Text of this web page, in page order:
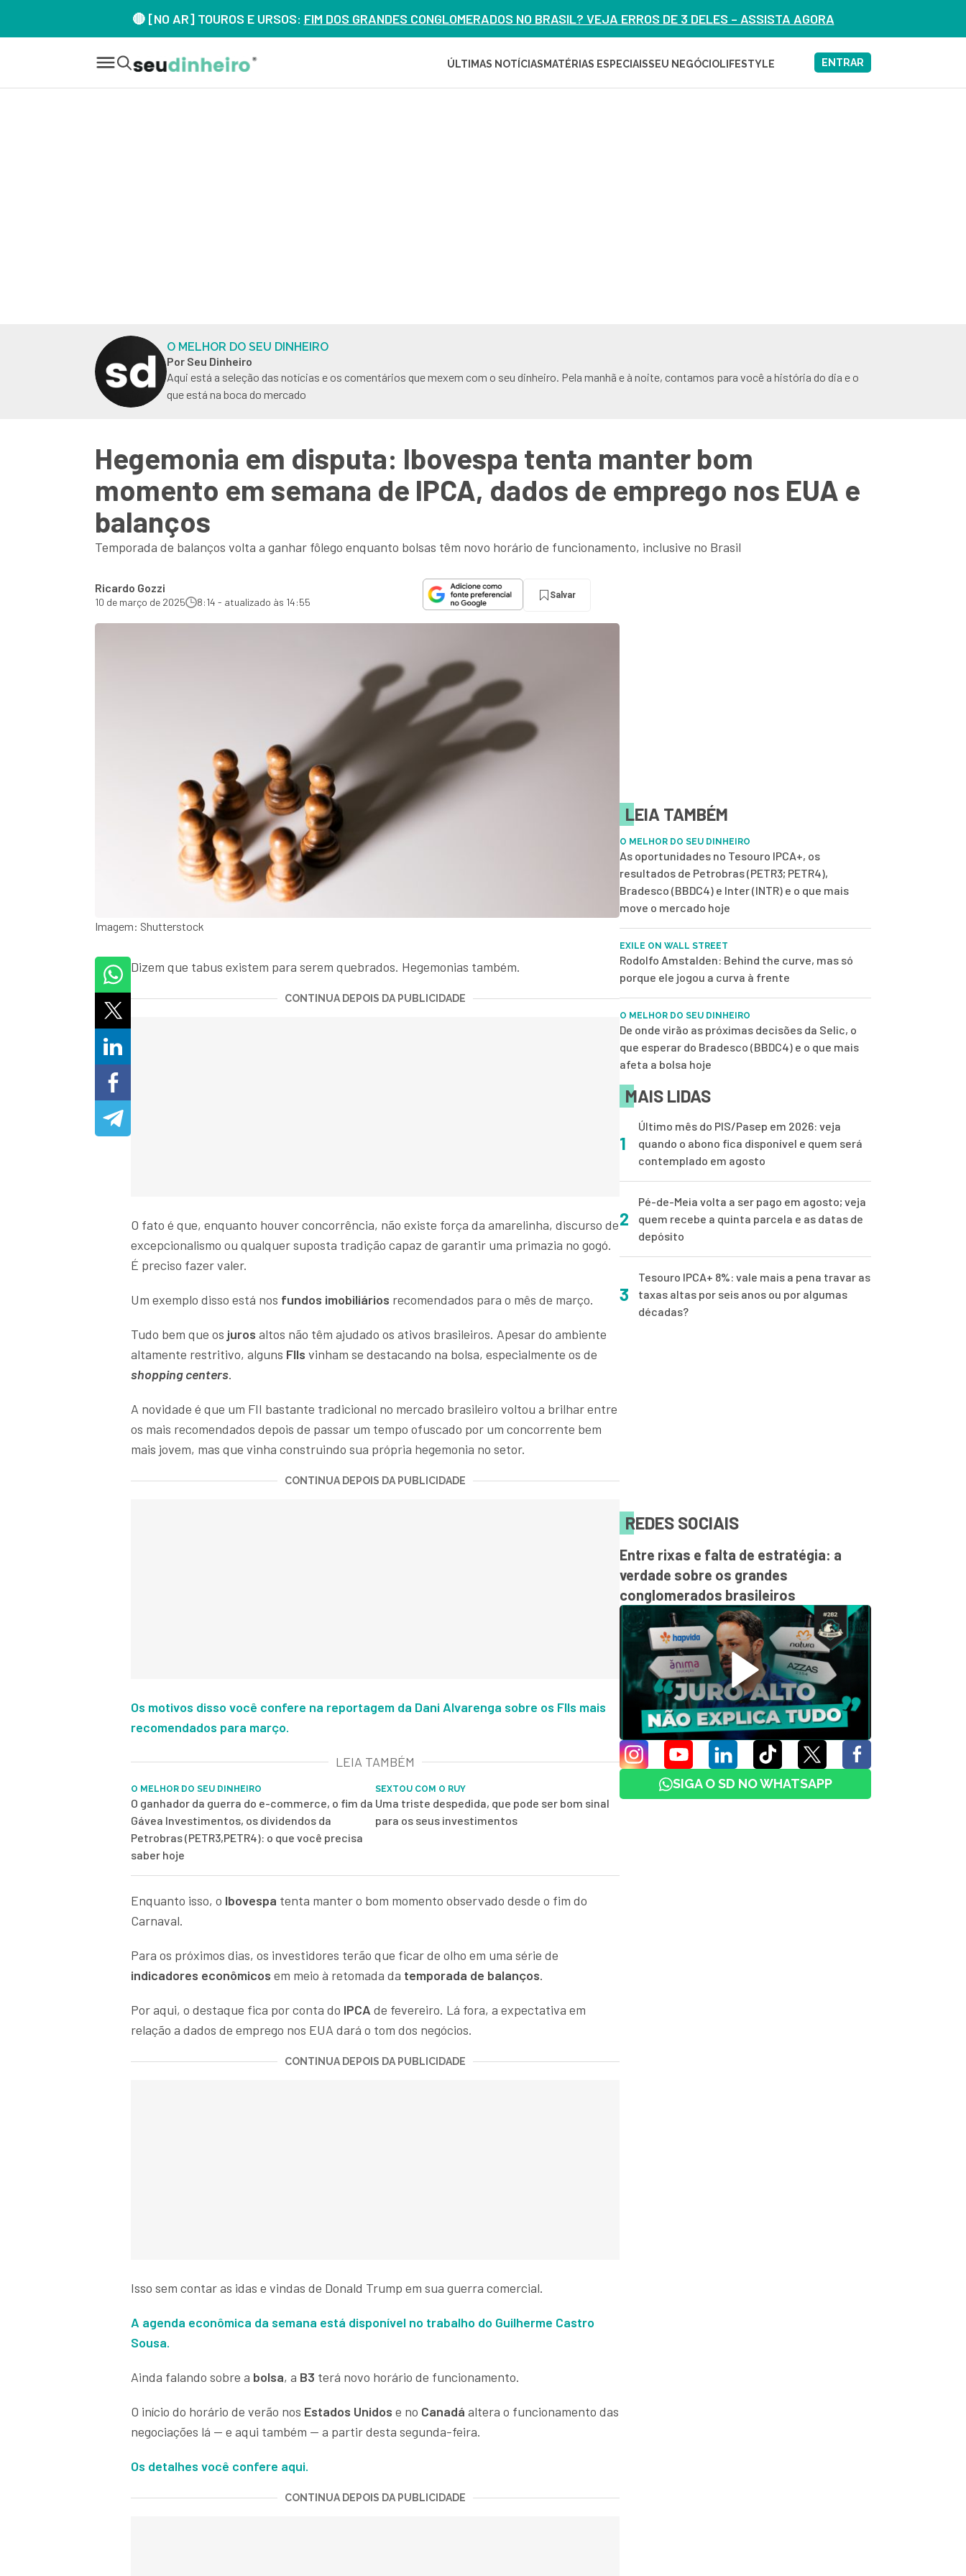
🔴 [NO AR] TOUROS E URSOS: FIM DOS GRANDES CONGLOMERADOS NO BRASIL? VEJA ERROS DE 3 DELES – ASSISTA AGORA
ÚLTIMAS NOTÍCIAS MATÉRIAS ESPECIAISSEU NEGÓCIOLIFESTYLE ENTRAR
O MELHOR DO SEU DINHEIRO
Por Seu Dinheiro
Aqui está a seleção das notícias e os comentários que mexem com o seu dinheiro. Pela manhã e à noite, contamos para você a história do dia e o
que está na boca do mercado
Hegemonia em disputa: Ibovespa tenta manter bom
momento em semana de IPCA, dados de emprego nos EUA e
balanços
Temporada de balanços volta a ganhar fôlego enquanto bolsas têm novo horário de funcionamento, inclusive no Brasil
Ricardo Gozzi
10 de março de 2025 8:14 - atualizado às 14:55
Salvar
Imagem: Shutterstock
Dizem que tabus existem para serem quebrados. Hegemonias também.
CONTINUA DEPOIS DA PUBLICIDADE
O fato é que, enquanto houver concorrência, não existe força da amarelinha, discurso de
excepcionalismo ou qualquer suposta tradição capaz de garantir uma primazia no gogó.
É preciso fazer valer.
Um exemplo disso está nos fundos imobiliários recomendados para o mês de março.
Tudo bem que os juros altos não têm ajudado os ativos brasileiros. Apesar do ambiente
altamente restritivo, alguns FIIs vinham se destacando na bolsa, especialmente os de
shopping centers.
A novidade é que um FII bastante tradicional no mercado brasileiro voltou a brilhar entre
os mais recomendados depois de passar um tempo ofuscado por um concorrente bem
mais jovem, mas que vinha construindo sua própria hegemonia no setor.
CONTINUA DEPOIS DA PUBLICIDADE
Os motivos disso você confere na reportagem da Dani Alvarenga sobre os FIIs mais
recomendados para março.
LEIA TAMBÉM
O MELHOR DO SEU DINHEIRO
O ganhador da guerra do e-commerce, o fim da
Gávea Investimentos, os dividendos da
Petrobras (PETR3,PETR4): o que você precisa
saber hoje
SEXTOU COM O RUY
Uma triste despedida, que pode ser bom sinal
para os seus investimentos
Enquanto isso, o Ibovespa tenta manter o bom momento observado desde o fim do
Carnaval.
Para os próximos dias, os investidores terão que ficar de olho em uma série de
indicadores econômicos em meio à retomada da temporada de balanços.
Por aqui, o destaque fica por conta do IPCA de fevereiro. Lá fora, a expectativa em
relação a dados de emprego nos EUA dará o tom dos negócios.
CONTINUA DEPOIS DA PUBLICIDADE
Isso sem contar as idas e vindas de Donald Trump em sua guerra comercial.
A agenda econômica da semana está disponível no trabalho do Guilherme Castro
Sousa.
Ainda falando sobre a bolsa, a B3 terá novo horário de funcionamento.
O início do horário de verão nos Estados Unidos e no Canadá altera o funcionamento das
negociações lá — e aqui também — a partir desta segunda-feira.
Os detalhes você confere aqui.
CONTINUA DEPOIS DA PUBLICIDADE
LEIA TAMBÉM
O MELHOR DO SEU DINHEIRO
As oportunidades no Tesouro IPCA+, os
resultados de Petrobras (PETR3; PETR4),
Bradesco (BBDC4) e Inter (INTR) e o que mais
move o mercado hoje
EXILE ON WALL STREET
Rodolfo Amstalden: Behind the curve, mas só
porque ele jogou a curva à frente
O MELHOR DO SEU DINHEIRO
De onde virão as próximas decisões da Selic, o
que esperar do Bradesco (BBDC4) e o que mais
afeta a bolsa hoje
MAIS LIDAS
1
Último mês do PIS/Pasep em 2026: veja
quando o abono fica disponível e quem será
contemplado em agosto
2
Pé-de-Meia volta a ser pago em agosto; veja
quem recebe a quinta parcela e as datas de
depósito
3
Tesouro IPCA+ 8%: vale mais a pena travar as
taxas altas por seis anos ou por algumas
décadas?
REDES SOCIAIS
Entre rixas e falta de estratégia: a
verdade sobre os grandes
conglomerados brasileiros
SIGA O SD NO WHATSAPP